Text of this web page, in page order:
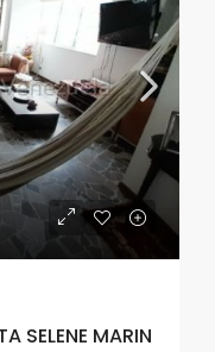
SELENE MARIN